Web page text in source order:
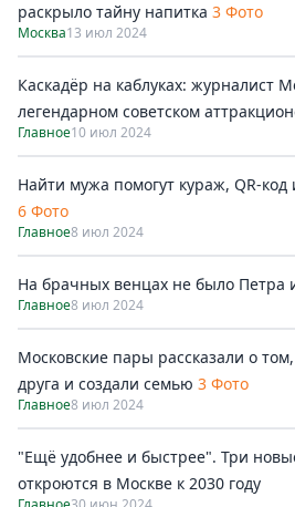
раскрыло тайну напитка 3 Фото
Москва13 июл 2024
Каскадёр на каблуках: журналист
легендарном советском
Главное10 июл 2024
Найти мужа помогут кураж, QR-код
6 Фото
Главное8 июл 2024
На брачных венцах не было Петра
Главное8 июл 2024
Московские пары рассказали о
друга и создали семью 3 Фото
Главное8 июл 2024
"Ещё удобнее и быстрее". Три
откроются в Москве к 2030 году